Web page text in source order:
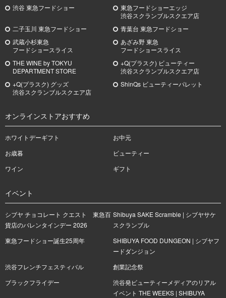
渋谷 東急フードショー
東急フードショーエッジ
渋谷スクランブルスクエア店
二子玉川 東急フードショー
青葉台 東急フードショー
武蔵小杉東急
フードショースライス
あざみ野東急
フードショースライス
THE WINE by TOKYU
DEPARTMENT STORE
+Q(プラスク) ビューティー
渋谷スクランブルスクエア店
+Q(プラスク) グッズ
渋谷スクランブルスクエア店
ShinQs ビューティーパレット
オンラインストアおすすめ
ホワイトデーギフト
お中元
お歳暮
ビューティー
ワイン
ギフト
イベント
シブヤ チョコレート クエスト 東急百
貨店のバレンタインデー 2026
Shibuya SAKE Scramble | シブヤサケ
スクランブル
東急フードショー誕生25周年
SHIBUYA FOOD DUNGEON | シブヤフ
ードダンジョン
渋谷フレンチフェスティバル
創業記念祭
ブラックフライデー
渋谷発ビューティーメディアのリアル
イベント THE WEEKS | SHIBUYA